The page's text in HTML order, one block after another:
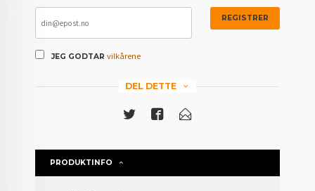
JEG GODTAR vilkårene
REGISTRER
DEL DETTE
PRODUKTINFO